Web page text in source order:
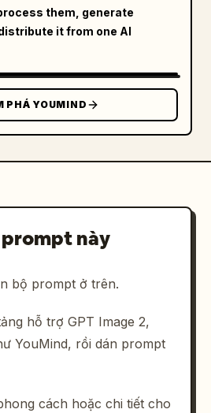
them, generate
it from one AI
PHÁ YOUMIND
này
bộ prompt ở trên.
hỗ trợ GPT Image 2,
YouMind, rồi dán prompt
cách hoặc chi tiết cho